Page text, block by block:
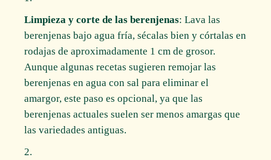
Limpieza y corte de las berenjenas: Lava las
berenjenas bajo agua fría, sécalas bien y córtalas en
rodajas de aproximadamente 1 cm de grosor.
Aunque algunas recetas sugieren remojar las
berenjenas en agua con sal para eliminar el
amargor, este paso es opcional, ya que las
berenjenas actuales suelen ser menos amargas que
las variedades antiguas.